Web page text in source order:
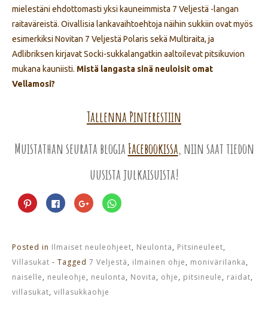
mielestäni ehdottomasti yksi kauneimmista 7 Veljestä -langan
raitaväreistä. Oivallisia lankavaihtoehtoja näihin sukkiin ovat myös
esimerkiksi Novitan 7 Veljestä Polaris sekä Multiraita, ja
Adlibriksen kirjavat Socki-sukkalangatkin aaltoilevat pitsikuvion
mukana kauniisti. Mistä langasta sinä neuloisit omat
Vellamosi?
Tallenna Pinterestiin
Muistathan seurata blogia Facebookissa, niin saat tiedon
uusista julkaisuista!
Jaa
Pinterest
palvelussa(Avautuu
Jaa
Facebookissa(Avautuu
uudessa
Jaa
Google+
palvelussa(Avautuu
Jaa
WhatsApp
Posted in Ilmaiset neuleohjeet, Neulonta, Pitsineuleet,
Villasukat - Tagged 7 Veljestä, ilmainen ohje, monivärilanka,
naiselle, neuleohje, neulonta, Novita, ohje, pitsineule, raidat,
villasukat, villasukkaohje